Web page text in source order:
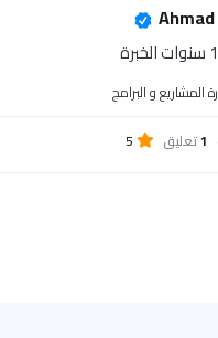
و البرامج
1تعليق 5